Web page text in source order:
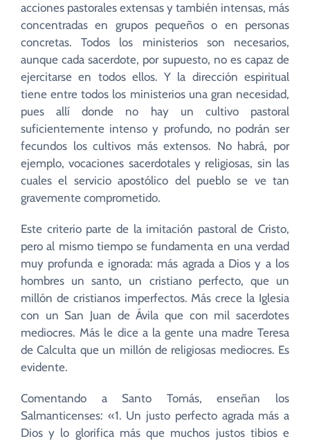
acciones pastorales extensas y también intensas, más
concentradas en grupos pequeños o en personas
concretas. Todos los ministerios son necesarios,
aunque cada sacerdote, por supuesto, no es capaz de
ejercitarse en todos ellos. Y la dirección espiritual
tiene entre todos los ministerios una gran necesidad,
pues allí donde no hay un cultivo pastoral
suficientemente intenso y profundo, no podrán ser
fecundos los cultivos más extensos. No habrá, por
ejemplo, vocaciones sacerdotales y religiosas, sin las
cuales el servicio apostólico del pueblo se ve tan
gravemente comprometido.
Este criterio parte de la imitación pastoral de Cristo,
pero al mismo tiempo se fundamenta en una verdad
muy profunda e ignorada: más agrada a Dios y a los
hombres un santo, un cristiano perfecto, que un
millón de cristianos imperfectos. Más crece la Iglesia
con un San Juan de Ávila que con mil sacerdotes
mediocres. Más le dice a la gente una madre Teresa
de Calculta que un millón de religiosas mediocres. Es
evidente.
Comentando a Santo Tomás, enseñan los
Salmanticenses: «1. Un justo perfecto agrada más a
Dios y lo glorifica más que muchos justos tibios e